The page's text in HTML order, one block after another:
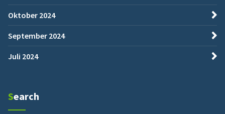
Oktober 2024
September 2024
Juli 2024
Search